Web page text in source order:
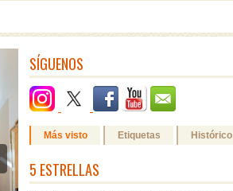
SÍGUENOS
Más visto Etiquetas Histórico
5 ESTRELLAS